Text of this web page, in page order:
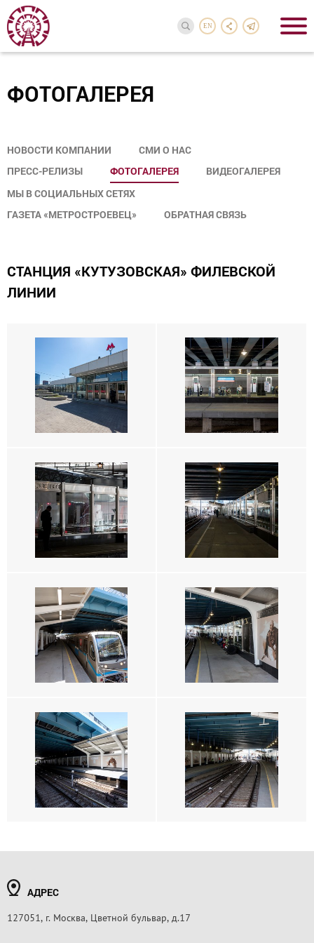
EN
ФОТОГАЛЕРЕЯ
НОВОСТИ КОМПАНИИ
СМИ О НАС
ПРЕСС-РЕЛИЗЫ
ФОТОГАЛЕРЕЯ
ВИДЕОГАЛЕРЕЯ
МЫ В СОЦИАЛЬНЫХ СЕТЯХ
ГАЗЕТА «МЕТРОСТРОЕВЕЦ»
ОБРАТНАЯ СВЯЗЬ
СТАНЦИЯ «КУТУЗОВСКАЯ» ФИЛЕВСКОЙ
ЛИНИИ
АДРЕС
127051, г. Москва, Цветной бульвар, д.17